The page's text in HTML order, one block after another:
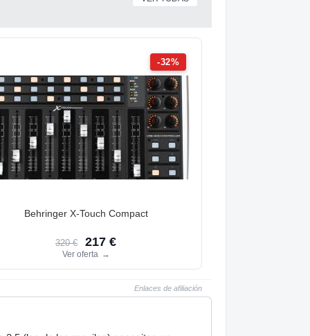
-32%
Behringer X-Touch Compact
320 € 217 €
Ver oferta →
Enlaces de afiliación